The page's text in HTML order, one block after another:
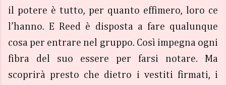
il potere è tutto, per quanto effimero, loro ce
l’hanno. E Reed è disposta a fare qualunque
cosa per entrare nel gruppo. Così impegna ogni
fibra del suo essere per farsi notare. Ma
scoprirà presto che dietro i vestiti firmati, i